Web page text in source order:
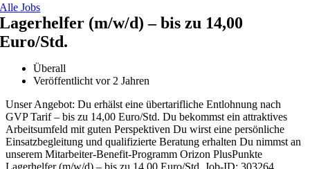
Alle Jobs
Lagerhelfer (m/w/d) – bis zu 14,00
Euro/Std.
Überall
Veröffentlicht vor 2 Jahren
Unser Angebot: Du erhälst eine übertarifliche Entlohnung nach
GVP Tarif – bis zu 14,00 Euro/Std. Du bekommst ein attraktives
Arbeitsumfeld mit guten Perspektiven Du wirst eine persönliche
Einsatzbegleitung und qualifizierte Beratung erhalten Du nimmst an
unserem Mitarbeiter-Benefit-Programm Orizon PlusPunkte
Lagerhelfer (m/w/d) – bis zu 14,00 Euro/Std. Job-ID: 303264